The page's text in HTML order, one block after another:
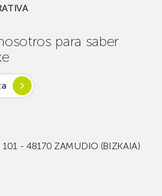
para saber
101 - 48170 ZAMUDIO (BIZKAIA)